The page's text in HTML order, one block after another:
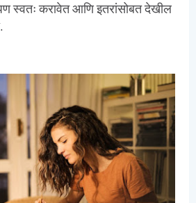
स्वतः करावेत आणि इतरांसोबत देखील